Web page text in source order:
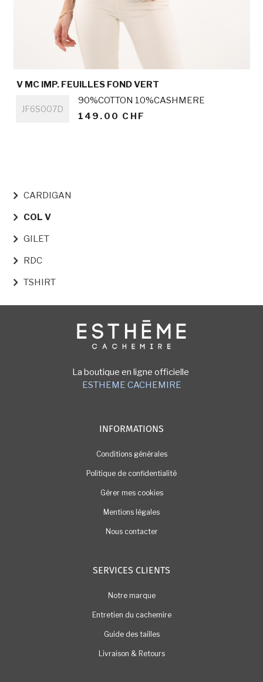
V MC IMP. FEUILLES FOND VERT
JF6S007D
90%COTTON 10%CASHMERE
149.00 CHF
NAVIGATION PRINCIPALE
CARDIGAN
COL V
GILET
RDC
TSHIRT
La boutique en ligne officielle
ESTHEME CACHEMIRE
INFORMATIONS
Conditions générales
Politique de confidentialité
Gérer mes cookies
Mentions légales
Nous contacter
SERVICES CLIENTS
Notre marque
Entretien du cachemire
Guide des tailles
Livraison & Retours